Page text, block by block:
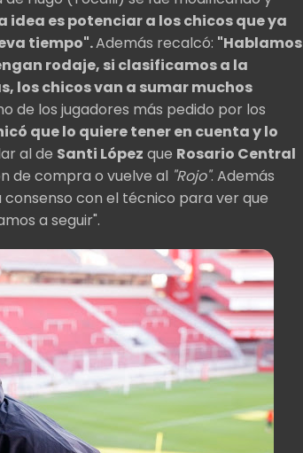
idea es potenciar a los chicos que ya
tiempo".Además recalcó: "Hablamos
rodaje, si clasificamos a la
los chicos van a sumar muchos
de los jugadores más pedido por los
que lo quiere tener en cuenta y lo
al de Santi López que Rosario Central
de compra o vuelve al "Rojo". Además
con el técnico para ver que
a seguir".